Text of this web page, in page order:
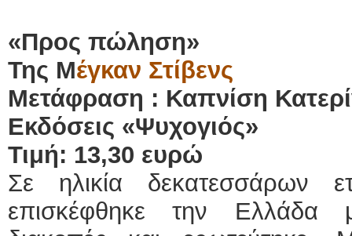
«Προς πώληση»
Της Μέγκαν Στίβενς
Μετάφραση : Καπνίση
Εκδόσεις «Ψυχογιός»
Τιμή: 13,30 ευρώ
Σε ηλικία δεκατεσσάρων
επισκέφθηκε την